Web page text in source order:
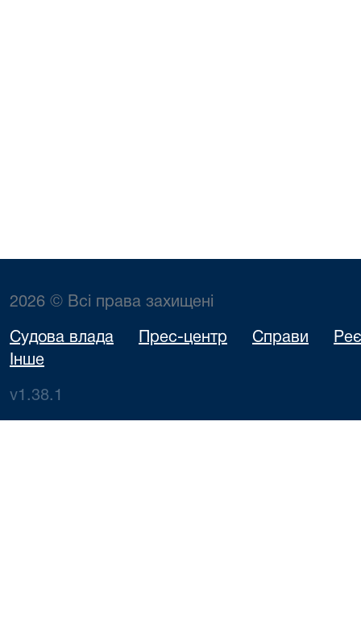
2026 © Всі права захищені
Судова влада Прес-центр Справи
Інше
v1.38.1